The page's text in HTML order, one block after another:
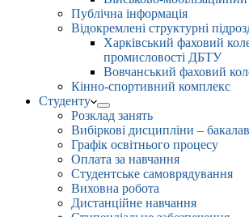
Публічна інформація
Відокремлені структурні
Харківський фаховий
промисловості ДБТУ
Вовчанський фаховий
Кінно-спортивний комплекс
Студенту
Розклад занять
Вибіркові дисципліни –
Графік освітнього процесу
Оплата за навчання
Студентське самоврядування
Виховна робота
Дистанційне навчання